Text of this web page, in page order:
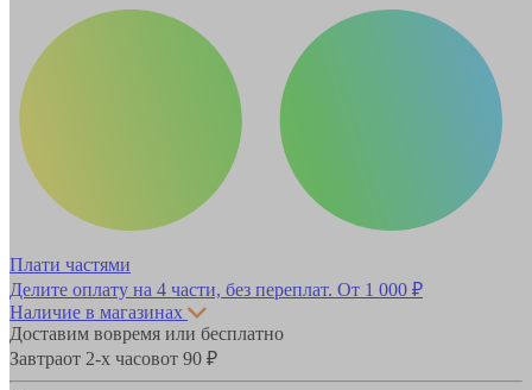
Плати частями
Делите оплату на 4 части, без переплат. От 1 000 ₽
Наличие в магазинах
Доставим вовремя или бесплатно
Завтраот 2-х часовот 90 ₽